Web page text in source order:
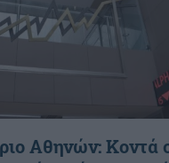
Αθηνών: Κοντά